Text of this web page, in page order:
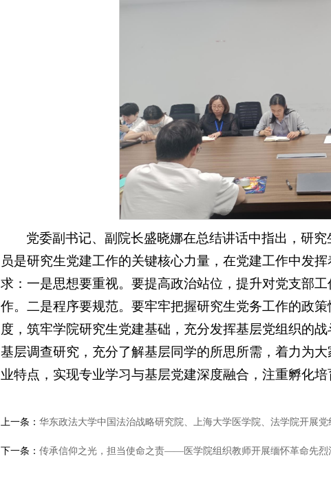
党委副书记、副院长盛晓娜在总结讲话中指出，研
员是研究生党建工作的关键核心力量，在党建工作中发
求：一是思想要重视。要提高政治站位，提升对党支部
作。二是程序要规范。要牢牢把握研究生党务工作的政
度，筑牢学院研究生党建基础，充分发挥基层党组织的
基层调查研究，充分了解基层同学的所思所需，着力为
业特点，实现专业学习与基层党建深度融合，注重孵化
上一条： 华东政法大学中国法治战略研究院、上海大学医学院、法学院开展党
下一条： 传承信仰之光，担当使命之责——医学院组织教师开展缅怀革命先烈